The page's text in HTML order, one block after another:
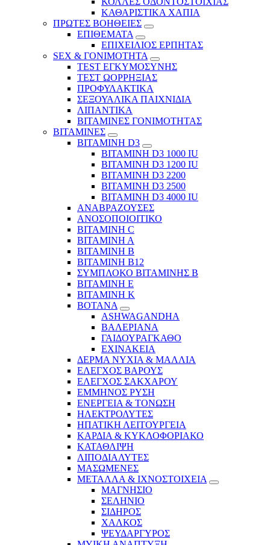
ΚΑΘΑΡΙΣΤΙΚΑ ΧΑΠΙΑ
ΠΡΩΤΕΣ ΒΟΗΘΕΙΕΣ
ΕΠΙΘΕΜΑΤΑ
ΕΠΙΧΕΙΛΙΟΣ ΕΡΠΗΤΑΣ
SEX & ΓΟΝΙΜΟΤΗΤΑ
TEST ΕΓΚΥΜΟΣΥΝΗΣ
ΤΕΣΤ ΩΟΡΡΗΞΙΑΣ
ΠΡΟΦΥΛΑΚΤΙΚΑ
ΣΕΞΟΥΑΛΙΚΑ ΠΑΙΧΝΙΔΙΑ
ΛΙΠΑΝΤΙΚΑ
ΒΙΤΑΜΙΝΕΣ ΓΟΝΙΜΟΤΗΤΑΣ
ΒΙΤΑΜΙΝΕΣ
ΒΙΤΑΜΙΝΗ D3
ΒΙΤΑΜΙΝΗ D3 1000 IU
ΒΙΤΑΜΙΝΗ D3 1200 IU
ΒΙΤΑΜΙΝΗ D3 2200
ΒΙΤΑΜΙΝΗ D3 2500
BITAMINH D3 4000 IU
ΑΝΑΒΡΑΖΟΥΣΕΣ
ΑΝΟΣΟΠΟΙΟΙΤΙΚΟ
ΒΙΤΑΜΙΝΗ C
ΒΙΤΑΜΙΝΗ Α
ΒΙΤΑΜΙΝΗ Β
ΒΙΤΑΜΙΝΗ Β12
ΣΥΜΠΛΟΚΟ ΒΙΤΑΜΙΝΗΣ Β
ΒΙΤΑΜΙΝΗ Ε
ΒΙΤΑΜΙΝΗ Κ
ΒΟΤΑΝΑ
ASHWAGANDHA
ΒΑΛΕΡΙΑΝΑ
ΓΑΙΔΟΥΡΑΓΚΑΘΟ
ΕΧΙΝΑΚΕΙΑ
ΔΕΡΜΑ ΝΥΧΙΑ & ΜΑΛΛΙΑ
ΕΛΕΓΧΟΣ ΒΑΡΟΥΣ
ΕΛΕΓΧΟΣ ΣΑΚΧΑΡΟΥ
ΕΜΜΗΝΟΣ ΡΥΣΗ
ΕΝΕΡΓΕΙΑ & ΤΟΝΩΣΗ
ΗΛΕΚΤΡΟΛΥΤΕΣ
ΗΠΑΤΙΚΗ ΛΕΙΤΟΥΡΓΕΙΑ
ΚΑΡΔΙΑ & ΚΥΚΛΟΦΟΡΙΑΚΟ
ΚΑΤΑΘΛΙΨΗ
ΛΙΠΟΔΙΑΛΥΤΕΣ
ΜΑΣΩΜΕΝΕΣ
ΜΕΤΑΛΛΑ & ΙΧΝΟΣΤΟΙΧΕΙΑ
ΜΑΓΝΗΣΙΟ
ΣΕΛΗΝΙΟ
ΣΙΔΗΡΟΣ
ΧΑΛΚΟΣ
ΨΕΥΔΑΡΓΥΡΟΣ